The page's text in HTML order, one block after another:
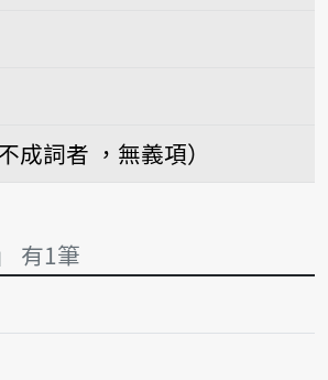
成詞者 ，無義項）
有1筆